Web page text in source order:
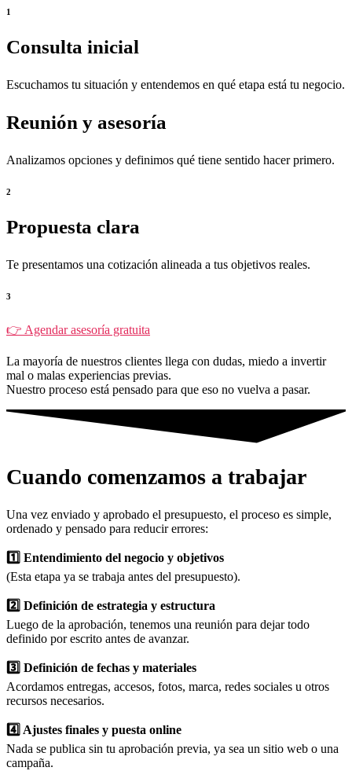
1
Consulta inicial
Escuchamos tu situación y entendemos en qué etapa está tu negocio.
Reunión y asesoría
Analizamos opciones y definimos qué tiene sentido hacer primero.
2
Propuesta clara
Te presentamos una cotización alineada a tus objetivos reales.
3
👉 Agendar asesoría gratuita
La mayoría de nuestros clientes llega con dudas, miedo a invertir
mal o malas experiencias previas.
Nuestro proceso está pensado para que eso no vuelva a pasar.
Cuando comenzamos a trabajar
Una vez enviado y aprobado el presupuesto, el proceso es simple,
ordenado y pensado para reducir errores:
1️⃣ Entendimiento del negocio y objetivos
(Esta etapa ya se trabaja antes del presupuesto).
2️⃣ Definición de estrategia y estructura
Luego de la aprobación, tenemos una reunión para dejar todo
definido por escrito antes de avanzar.
3️⃣ Definición de fechas y materiales
Acordamos entregas, accesos, fotos, marca, redes sociales u otros
recursos necesarios.
4️⃣ Ajustes finales y puesta online
Nada se publica sin tu aprobación previa, ya sea un sitio web o una
campaña.